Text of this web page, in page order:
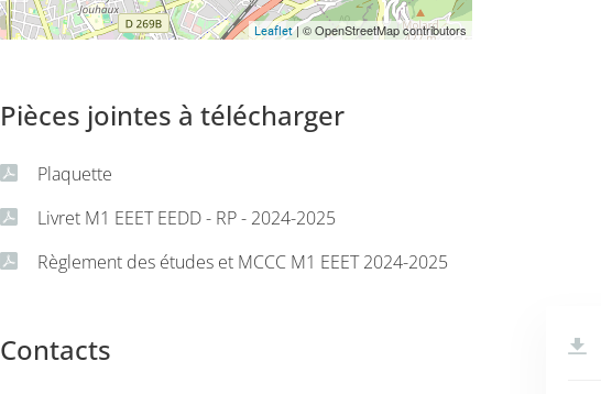
Leaflet| © OpenStreetMap contributors
Pièces jointes à télécharger
Plaquette
Livret M1 EEET EEDD - RP - 2024-2025
Règlement des études et MCCC M1 EEET 2024-2025
Contacts